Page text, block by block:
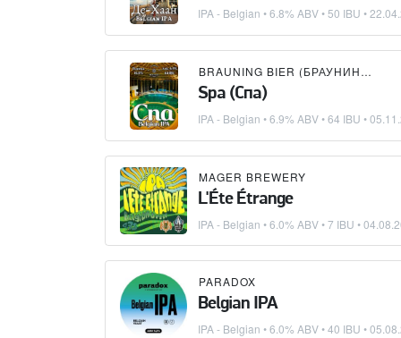
IPA - Belgian • 6.8% ABV • 50 IBU •
BRAUNING BIER (БРАУНИНГ БИР)
Spa (Спа)
IPA - Belgian • 6.9% ABV • 64 IBU •
MAGER BREWERY
L'Éte Étrange
IPA - Belgian • 6.0% ABV • 7 IBU •
PARADOX
Belgian IPA
IPA - Belgian • 6.0% ABV • 40 IBU •